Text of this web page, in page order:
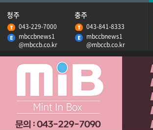
청주
043-229-7000
mbccbnews1
@mbccb.co.kr
충주
043-841-8333
mbccbnews1
@mbccb.co.kr